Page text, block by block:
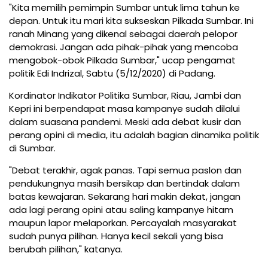
"Kita memilih pemimpin Sumbar untuk lima tahun ke
depan. Untuk itu mari kita sukseskan Pilkada Sumbar. Ini
ranah Minang yang dikenal sebagai daerah pelopor
demokrasi. Jangan ada pihak-pihak yang mencoba
mengobok-obok Pilkada Sumbar," ucap pengamat
politik Edi Indrizal, Sabtu (5/12/2020) di Padang.
Kordinator Indikator Politika Sumbar, Riau, Jambi dan
Kepri ini berpendapat masa kampanye sudah dilalui
dalam suasana pandemi. Meski ada debat kusir dan
perang opini di media, itu adalah bagian dinamika politik
di Sumbar.
"Debat terakhir, agak panas. Tapi semua paslon dan
pendukungnya masih bersikap dan bertindak dalam
batas kewajaran. Sekarang hari makin dekat, jangan
ada lagi perang opini atau saling kampanye hitam
maupun lapor melaporkan. Percayalah masyarakat
sudah punya pilihan. Hanya kecil sekali yang bisa
berubah pilihan," katanya.